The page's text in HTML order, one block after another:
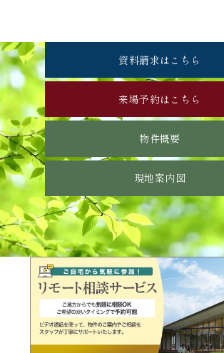
資料請求はこちら
来場予約はこちら
物件概要
現地案内図